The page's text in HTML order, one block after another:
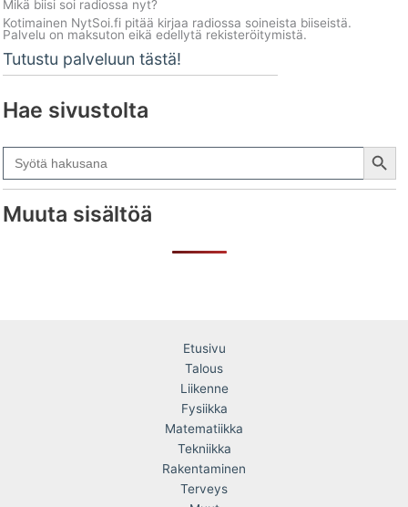
Mikä biisi soi radiossa nyt?
Kotimainen NytSoi.fi pitää kirjaa radiossa soineista biiseistä.
Palvelu on maksuton eikä edellytä rekisteröitymistä.
Tutustu palveluun tästä!
Hae sivustolta
Search
for:
Search Button
Muuta sisältöä
Etusivu
Talous
Liikenne
Fysiikka
Matematiikka
Tekniikka
Rakentaminen
Terveys